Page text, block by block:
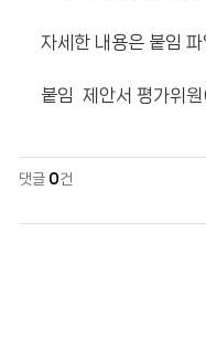
자세한 내용은 붙임
붙임 제안서 평가위
댓글 0건